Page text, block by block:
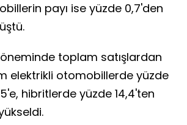
payı ise yüzde 0,7'den
toplam satışlardan
elektrikli otomobillerde yüzde
hibritlerde yüzde 14,4'ten